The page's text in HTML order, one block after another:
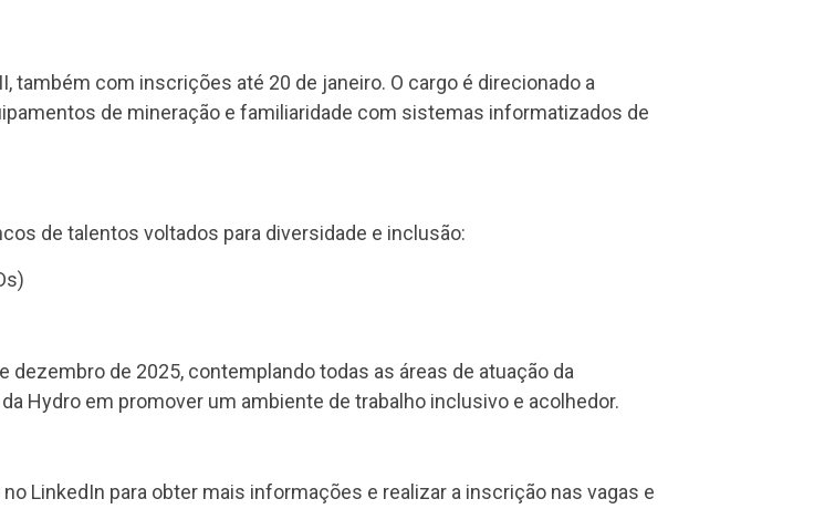
também com inscrições até 20 de janeiro. O cargo é direcionado a
de mineração e familiaridade com sistemas informatizados de
de talentos voltados para diversidade e inclusão:
de 2025, contemplando todas as áreas de atuação da
Hydro em promover um ambiente de trabalho inclusivo e acolhedor.
LinkedIn para obter mais informações e realizar a inscrição nas vagas e